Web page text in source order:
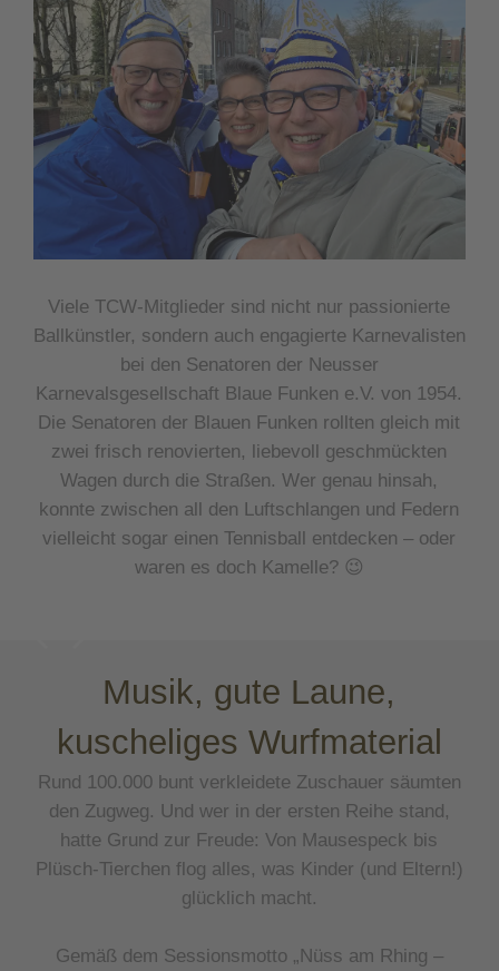
Viele TCW-Mitglieder sind nicht nur passionierte
Ballkünstler, sondern auch engagierte Karnevalisten
bei den Senatoren der Neusser
Karnevalsgesellschaft Blaue Funken e.V. von 1954.
Die Senatoren der Blauen Funken rollten gleich mit
zwei frisch renovierten, liebevoll geschmückten
Wagen durch die Straßen. Wer genau hinsah,
konnte zwischen all den Luftschlangen und Federn
vielleicht sogar einen Tennisball entdecken – oder
waren es doch Kamelle? 😉
Musik, gute Laune,
kuscheliges Wurfmaterial
Rund 100.000 bunt verkleidete Zuschauer säumten
den Zugweg. Und wer in der ersten Reihe stand,
hatte Grund zur Freude: Von Mausespeck bis
Plüsch-Tierchen flog alles, was Kinder (und Eltern!)
glücklich macht.
Gemäß dem Sessionsmotto „Nüss am Rhing –